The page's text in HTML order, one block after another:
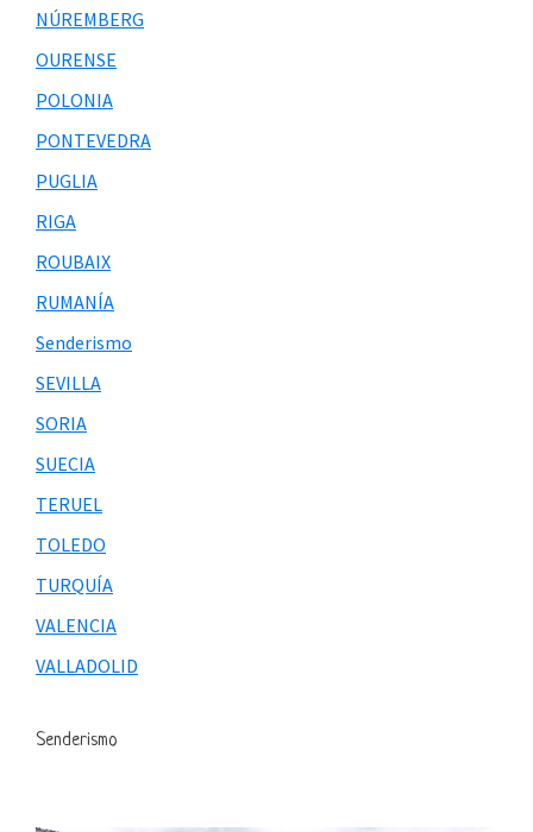
NÚREMBERG
OURENSE
POLONIA
PONTEVEDRA
PUGLIA
RIGA
ROUBAIX
RUMANÍA
Senderismo
SEVILLA
SORIA
SUECIA
TERUEL
TOLEDO
TURQUÍA
VALENCIA
VALLADOLID
Senderismo